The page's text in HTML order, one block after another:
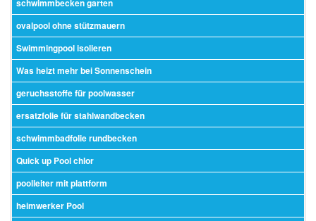
schwimmbecken garten
ovalpool ohne stützmauern
Swimmingpool isolieren
Was heizt mehr bei Sonnenschein
geruchsstoffe für poolwasser
ersatzfolie für stahlwandbecken
schwimmbadfolie rundbecken
Quick up Pool chlor
poolleiter mit plattform
heimwerker Pool